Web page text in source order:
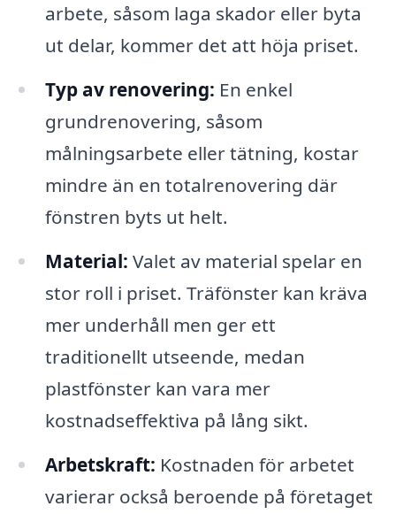
arbete, såsom laga skador eller byta
ut delar, kommer det att höja priset.
Typ av renovering: En enkel
grundrenovering, såsom
målningsarbete eller tätning, kostar
mindre än en totalrenovering där
fönstren byts ut helt.
Material: Valet av material spelar en
stor roll i priset. Träfönster kan kräva
mer underhåll men ger ett
traditionellt utseende, medan
plastfönster kan vara mer
kostnadseffektiva på lång sikt.
Arbetskraft: Kostnaden för arbetet
varierar också beroende på företaget